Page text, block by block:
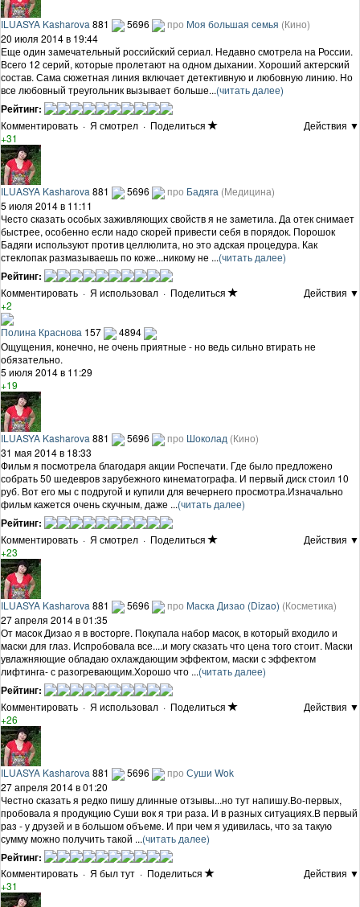
ILUASYA Kasharova 881 5696 про Моя большая семья (Кино)
20 июля 2014 в 19:44
Еще один замечательный российский сериал. Недавно смотрела на России.
Всего 12 серий, которые пролетают на одном дыхании. Хороший актерский
состав. Сама сюжетная линия включает детективную и любовную линию. Но
все любовный треугольник вызывает больше...(читать далее)
Рейтинг:
Комментировать · Я смотрел · Поделиться
Действия ▼
+31
ILUASYA Kasharova 881 5696 про Бадяга (Медицина)
5 июля 2014 в 11:11
Често сказать особых заживляющих свойств я не заметила. Да отек снимает
быстрее, особенно если надо скорей привести себя в порядок. Порошок
Бадяги используют против целлюлита, но это адская процедура. Как
стеклопак размазываешь по коже...никому не ...(читать далее)
Рейтинг:
Комментировать · Я использовал · Поделиться
Действия ▼
+2
Полина Краснова 157
4894
Ощущения, конечно, не очень приятные - но ведь сильно втирать не
обязательно.
5 июля 2014 в 11:29
+19
ILUASYA Kasharova 881 5696 про Шоколад (Кино)
31 мая 2014 в 18:33
Фильм я посмотрела благодаря акции Роспечати. Где было предложено
собрать 50 шедевров зарубежного кинематографа. И первый диск стоил 10
руб. Вот его мы с подругой и купили для вечернего просмотра.Изначально
фильм кажется очень скучным, даже ...(читать далее)
Рейтинг:
Комментировать · Я смотрел · Поделиться
Действия ▼
+23
ILUASYA Kasharova 881 5696 про Маска Дизао (Dizao) (Косметика)
27 апреля 2014 в 01:35
От масок Дизао я в восторге. Покупала набор масок, в который входило и
маски для глаз. Испробовала все....и могу сказать что цена того стоит. Маски
увлажняющие обладаю охлаждающим эффектом, маски с эффектом
лифтинга- с разогревающим.Хорошо что ...(читать далее)
Рейтинг:
Комментировать · Я использовал · Поделиться
Действия ▼
+26
ILUASYA Kasharova 881 5696 про Суши Wok
27 апреля 2014 в 01:20
Честно сказать я редко пишу длинные отзывы...но тут напишу.Во-первых,
пробовала я продукцию Суши вок я три раза. И в разных ситуациях.В первый
раз - у друзей и в большом объеме. И при чем я удивилась, что за такую
сумму можно получить такой ...(читать далее)
Рейтинг:
Комментировать · Я был тут · Поделиться
Действия ▼
+31